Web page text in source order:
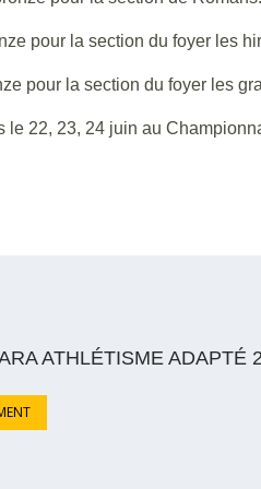
pour la section du foyer les
pour la section du foyer les
le 22, 23, 24 juin au
ATHLÉTISME ADAPTÉ